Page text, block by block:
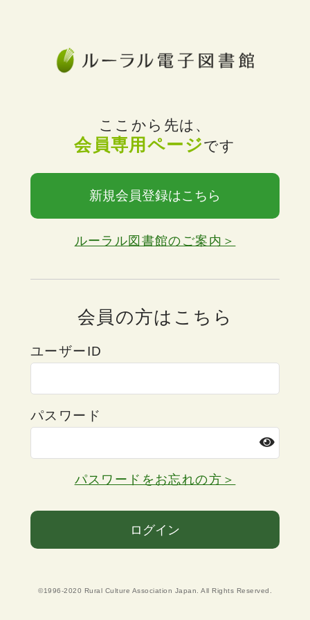
ここから先は、
会員専用ページです
新規会員登録はこちら
ルーラル図書館のご案内＞
会員の方はこちら
ユーザーID
パスワード
パスワードをお忘れの方＞
ログイン
©1996-2020 Rural Culture Association Japan. All Rights Reserved.